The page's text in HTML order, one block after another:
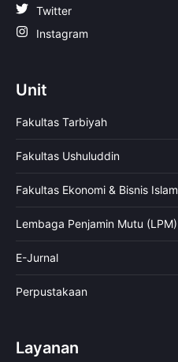
Twitter
Instagram
Unit
Fakultas Tarbiyah
Fakultas Ushuluddin
Fakultas Ekonomi & Bisnis Islam
Lembaga Penjamin Mutu (LPM)
E-Jurnal
Perpustakaan
Layanan